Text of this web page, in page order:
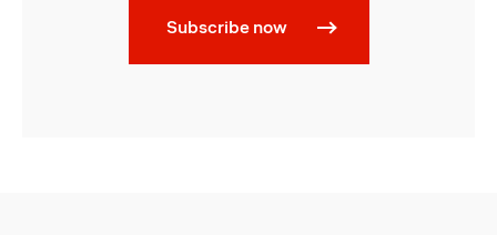
Subscribe now